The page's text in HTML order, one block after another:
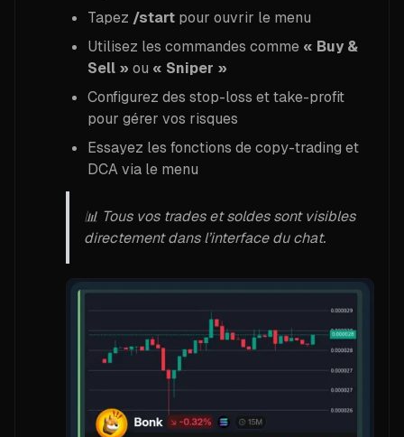
Tapez /start pour ouvrir le menu
Utilisez les commandes comme « Buy &
Sell » ou « Sniper »
Configurez des stop-loss et take-profit
pour gérer vos risques
Essayez les fonctions de copy-trading et
DCA via le menu
📊 Tous vos trades et soldes sont visibles
directement dans l’interface du chat.